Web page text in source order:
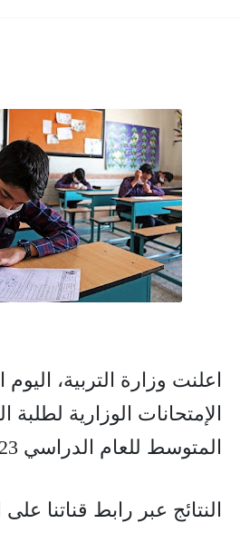
اعلنت وزارة التربية، اليوم
الإمتحانات الوزارية
المتوسط للعام الدراسي 2023-2024.
النتائج عبر رابط قناتنا على